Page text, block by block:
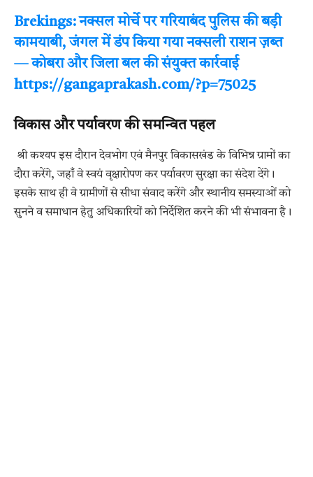
Brekings: नक्सल मोर्चे पर गरियाबंद पुलिस की बड़ी
कामयाबी, जंगल में डंप किया गया नक्सली राशन ज़ब्त
— कोबरा और जिला बल की संयुक्त कार्रवाई
https://gangaprakash.com/?p=75025
विकास और पर्यावरण की समन्वित पहल
श्री कश्यप इस दौरान देवभोग एवं मैनपुर विकासखंड के विभिन्न ग्रामों का
दौरा करेंगे, जहाँ वे स्वयं वृक्षारोपण कर पर्यावरण सुरक्षा का संदेश देंगे।
इसके साथ ही वे ग्रामीणों से सीधा संवाद करेंगे और स्थानीय समस्याओं को
सुनने व समाधान हेतु अधिकारियों को निर्देशित करने की भी संभावना है।